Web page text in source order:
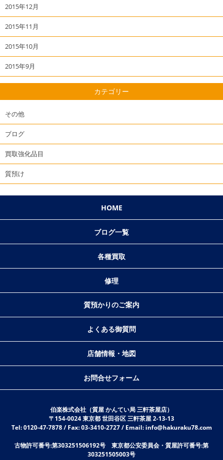
2015年12月
2015年11月
2015年10月
2015年9月
カテゴリー
その他
ブログ
買取強化品目
質預け
HOME
ブログ一覧
各種買取
修理
質預かりのご案内
よくある御質問
店舗情報・地図
お問合せフォーム
伯楽株式会社（質屋 かんてい局 三軒茶屋店）
〒154-0024 東京都 世田谷区 三軒茶屋 2-13-13
Tel: 0120-47-7878 / Fax: 03-3410-2727 / Email: info@hakuraku78.com
古物許可番号:第303251506192号 東京都公安委員会・質屋許可番号:第
303251505003号